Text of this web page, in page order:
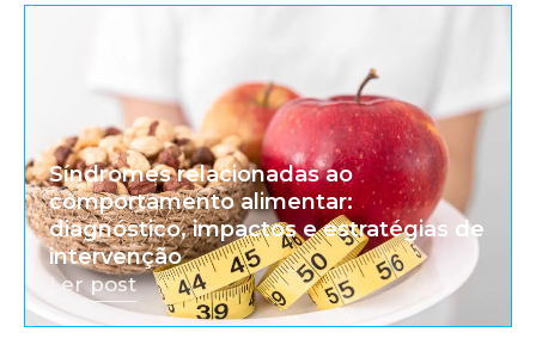
Síndromes relacionadas ao
comportamento alimentar:
diagnóstico, impactos e estratégias de
intervenção
Ler post